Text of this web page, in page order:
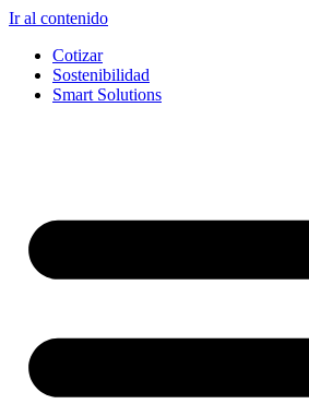
Ir al contenido
Cotizar
Sostenibilidad
Smart Solutions